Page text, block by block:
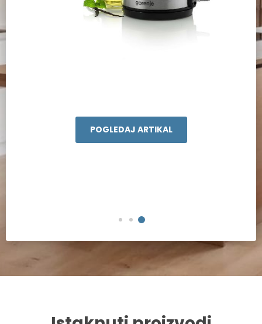
POGLEDAJ ARTIKAL